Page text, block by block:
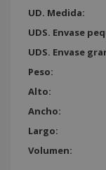
UD. Medida:
UDS. Envase
UDS. Envase
Peso:
Alto:
Ancho:
Largo:
Volumen: